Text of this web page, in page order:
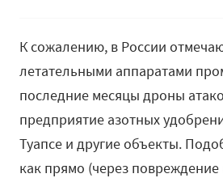
К сожалению, в России
летательными аппаратами
последние месяцы дроны
предприятие азотных
Туапсе и другие объекты.
как прямо (через